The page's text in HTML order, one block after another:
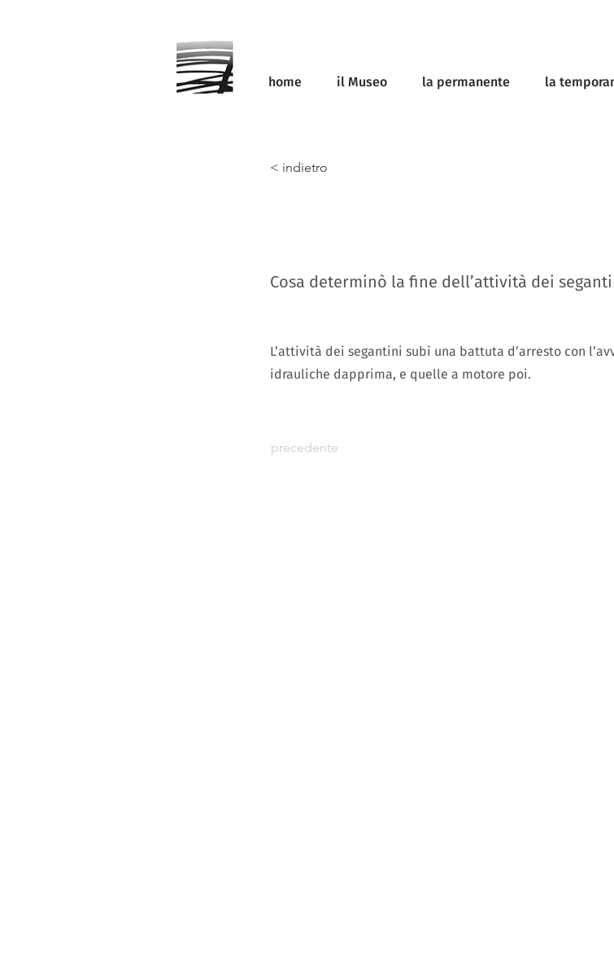
home il Museo la permanente la
< indietro
Cosa determinò la fine dell’attività dei
L’attività dei segantini subì una battuta d’arresto con
idrauliche dapprima, e quelle a motore poi.
precedente